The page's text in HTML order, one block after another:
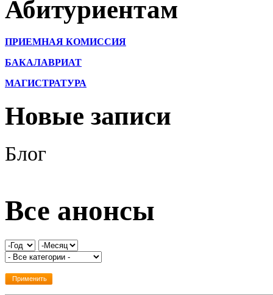
Абитуриентам
ПРИЕМНАЯ КОМИССИЯ
БАКАЛАВРИАТ
МАГИСТРАТУРА
Новые записи
Блог
Все анонсы